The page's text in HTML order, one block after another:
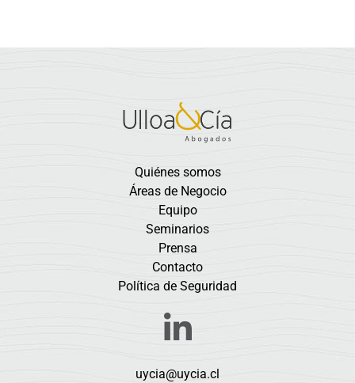
Quiénes somos
Áreas de Negocio
Equipo
Seminarios
Prensa
Contacto
Política de Seguridad
uycia@uycia.cl